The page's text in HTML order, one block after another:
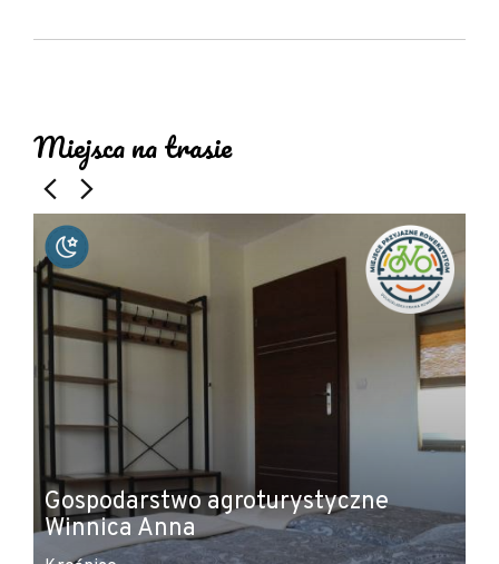
−
Miejsca na trasie
Gospodarstwo agroturystyczne
Winnica Anna